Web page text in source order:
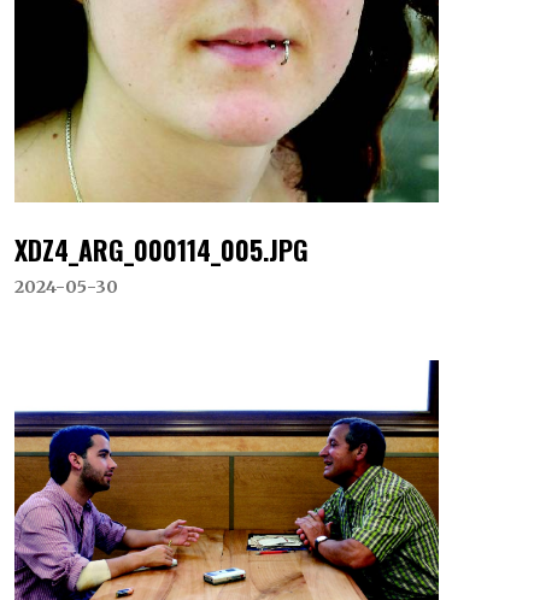
XDZ4_ARG_000114_005.JPG
2024-05-30